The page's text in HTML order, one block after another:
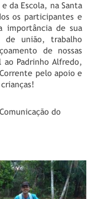
da Escola, na Santa
os participantes e
importância de sua
de união, trabalho
de nossas
Padrinho Alfredo,
pelo apoio e
do